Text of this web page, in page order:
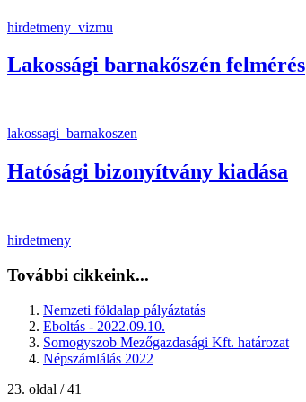
hirdetmeny_vizmu
Lakossági barnakőszén felmérés
lakossagi_barnakoszen
Hatósági bizonyítvány kiadása
hirdetmeny
További cikkeink...
Nemzeti földalap pályáztatás
Eboltás - 2022.09.10.
Somogyszob Mezőgazdasági Kft. határozat
Népszámlálás 2022
23. oldal / 41